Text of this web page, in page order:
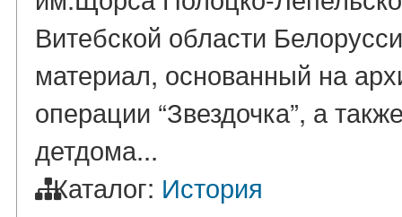
Витебской области
материал, основанный на
операции “Звездочка”, а
детдома...
Каталог: История